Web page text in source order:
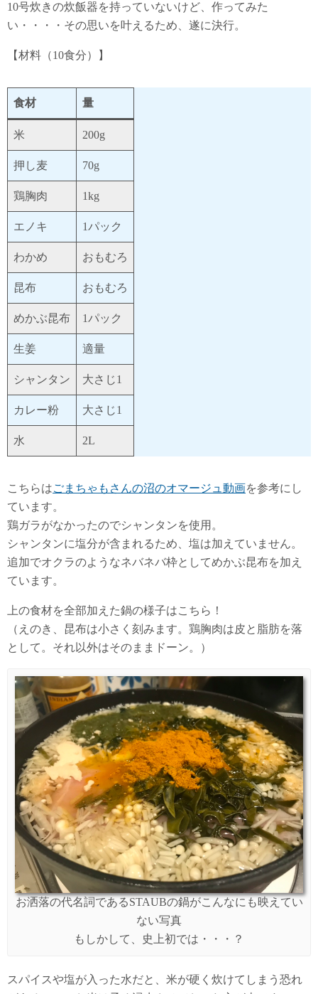
10号炊きの炊飯器を持っていないけど、作ってみた
い・・・・その思いを叶えるため、遂に決行。
【材料（10食分）】
食材 量
米 200g
押し麦 70g
鶏胸肉 1kg
エノキ 1パック
わかめ おもむろ
昆布 おもむろ
めかぶ昆布 1パック
生姜 適量
シャンタン 大さじ1
カレー粉 大さじ1
水 2L
こちらはごまちゃもさんの沼のオマージュ動画を参考にし
ています。
鶏ガラがなかったのでシャンタンを使用。
シャンタンに塩分が含まれるため、塩は加えていません。
追加でオクラのようなネバネバ枠としてめかぶ昆布を加え
ています。
上の食材を全部加えた鍋の様子はこちら！
（えのき、昆布は小さく刻みます。鶏胸肉は皮と脂肪を落
として。それ以外はそのままドーン。）
お洒落の代名詞であるSTAUBの鍋がこんなにも映えてい
ない写真
もしかして、史上初では・・・？
スパイスや塩が入った水だと、米が硬く炊けてしまう恐れ